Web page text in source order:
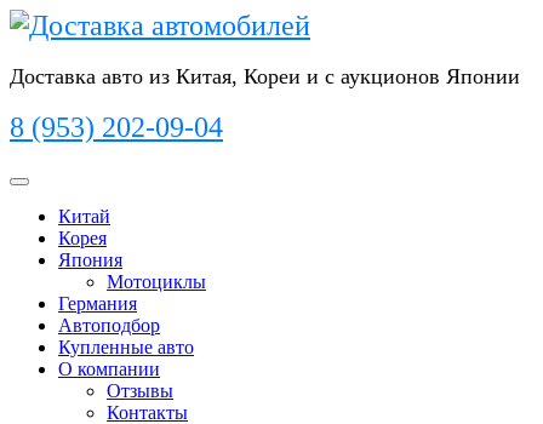
Перейти
Доставка авто из Китая, Кореи и с аукционов Японии
8 (953) 202-09-04
Кнопка
ОткрытьКитай
Корея
Япония
Мотоциклы
Германия
Автоподбор
Купленные авто
О компании
Отзывы
Контакты